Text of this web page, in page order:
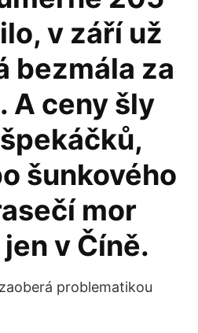
v září už
bezmála za
A ceny šly
šunkového
mor
v Číně.
problematikou